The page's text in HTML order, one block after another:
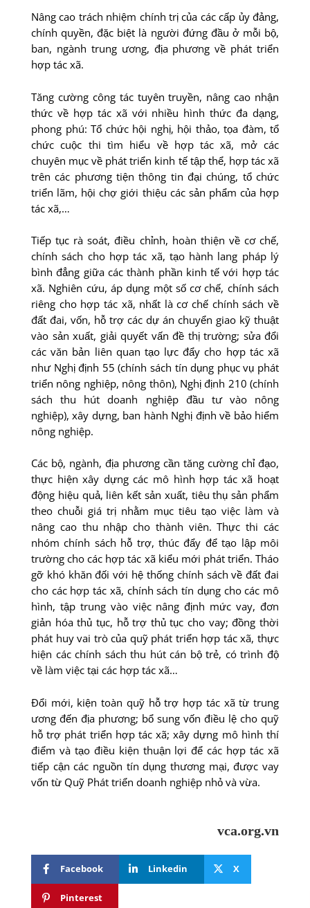
Nâng cao trách nhiệm chính trị của các cấp ủy đảng,
chính quyền, đặc biệt là người đứng đầu ở mỗi bộ,
ban, ngành trung ương, địa phương về phát triển
hợp tác xã.
Tăng cường công tác tuyên truyền, nâng cao nhận
thức về hợp tác xã với nhiều hình thức đa dạng,
phong phú: Tổ chức hội nghị, hội thảo, tọa đàm, tổ
chức cuộc thi tìm hiểu về hợp tác xã, mở các
chuyên mục về phát triển kinh tế tập thể, hợp tác xã
trên các phương tiện thông tin đại chúng, tổ chức
triển lãm, hội chợ giới thiệu các sản phẩm của hợp
tác xã,…
Tiếp tục rà soát, điều chỉnh, hoàn thiện về cơ chế,
chính sách cho hợp tác xã, tạo hành lang pháp lý
bình đẳng giữa các thành phần kinh tế với hợp tác
xã. Nghiên cứu, áp dụng một số cơ chế, chính sách
riêng cho hợp tác xã, nhất là cơ chế chính sách về
đất đai, vốn, hỗ trợ các dự án chuyển giao kỹ thuật
vào sản xuất, giải quyết vấn đề thị trường; sửa đổi
các văn bản liên quan tạo lực đẩy cho hợp tác xã
như Nghị định 55 (chính sách tín dụng phục vụ phát
triển nông nghiệp, nông thôn), Nghị định 210 (chính
sách thu hút doanh nghiệp đầu tư vào nông
nghiệp), xây dựng, ban hành Nghị định về bảo hiểm
nông nghiệp.
Các bộ, ngành, địa phương cần tăng cường chỉ đạo,
thực hiện xây dựng các mô hình hợp tác xã hoạt
động hiệu quả, liên kết sản xuất, tiêu thụ sản phẩm
theo chuỗi giá trị nhằm mục tiêu tạo việc làm và
nâng cao thu nhập cho thành viên. Thực thi các
nhóm chính sách hỗ trợ, thúc đẩy để tạo lập môi
trường cho các hợp tác xã kiểu mới phát triển. Tháo
gỡ khó khăn đối với hệ thống chính sách về đất đai
cho các hợp tác xã, chính sách tín dụng cho các mô
hình, tập trung vào việc nâng định mức vay, đơn
giản hóa thủ tục, hỗ trợ thủ tục cho vay; đồng thời
phát huy vai trò của quỹ phát triển hợp tác xã, thực
hiện các chính sách thu hút cán bộ trẻ, có trình độ
về làm việc tại các hợp tác xã…
Đổi mới, kiện toàn quỹ hỗ trợ hợp tác xã từ trung
ương đến địa phương; bổ sung vốn điều lệ cho quỹ
hỗ trợ phát triển hợp tác xã; xây dựng mô hình thí
điểm và tạo điều kiện thuận lợi để các hợp tác xã
tiếp cận các nguồn tín dụng thương mại, được vay
vốn từ Quỹ Phát triển doanh nghiệp nhỏ và vừa.
vca.org.vn
Facebook Linkedin X
Pinterest